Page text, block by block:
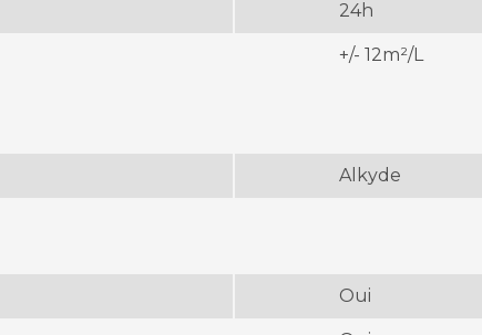
24h
+/- 12m²/L
Alkyde
Oui